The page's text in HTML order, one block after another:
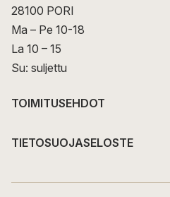
28100 PORI
Ma – Pe 10-18
La 10 – 15
Su: suljettu
TOIMITUSEHDOT
TIETOSUOJASELOSTE